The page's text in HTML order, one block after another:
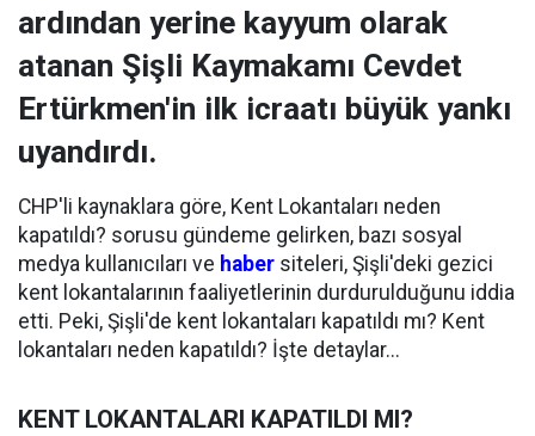
ardından yerine kayyum olarak
atanan Şişli Kaymakamı Cevdet
Ertürkmen'in ilk icraatı büyük yankı
uyandırdı.
CHP'li kaynaklara göre, Kent Lokantaları neden
kapatıldı? sorusu gündeme gelirken, bazı sosyal
medya kullanıcıları ve haber siteleri, Şişli'deki gezici
kent lokantalarının faaliyetlerinin durdurulduğunu iddia
etti. Peki, Şişli'de kent lokantaları kapatıldı mı? Kent
lokantaları neden kapatıldı? İşte detaylar...
KENT LOKANTALARI KAPATILDI MI?